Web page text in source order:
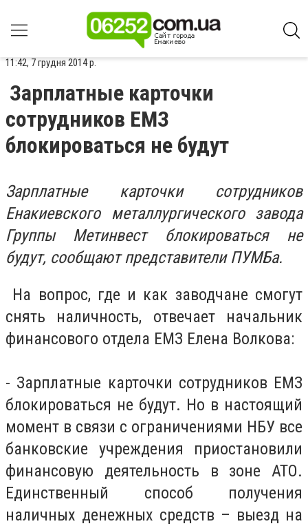
11:42, 7 грудня 2014 р.
Зарплатные карточки
сотрудников ЕМЗ
блокироваться не будут
Зарплатные карточки сотрудников
Енакиевского металлургического завода
Группы Метинвест блокироваться не
будут, сообщают представители ПУМБа.
На вопрос, где и как заводчане смогут
снять наличность, отвечает начальник
финансового отдела ЕМЗ Елена Волкова:
- Зарплатные карточки сотрудников ЕМЗ
блокироваться не будут. Но в настоящий
момент в связи с ограничениями НБУ все
банковские учреждения приостановили
финансовую деятельность в зоне АТО.
Единственный способ получения
наличных денежных средств – выезд на